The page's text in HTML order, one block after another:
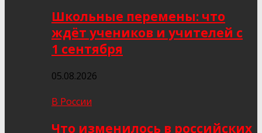
Школьные перемены: что
ждёт учеников и учителей с
1 сентября
05.08.2026
В России
Что изменилось в российских